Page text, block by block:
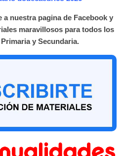
nuestra pagina de Facebook y
maravillosos para todos los
y Secundaria.